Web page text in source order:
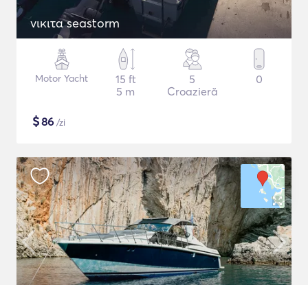
νικιτα seastorm
Motor Yacht
15 ft
5 m
5
Croazieră
0
$86 /zi